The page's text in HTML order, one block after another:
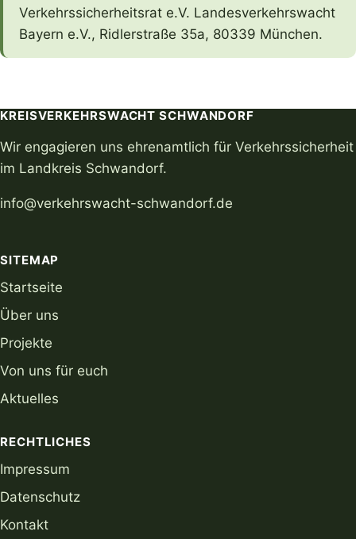
Verkehrssicherheitsrat e.V. Landesverkehrswacht
Bayern e.V., Ridlerstraße 35a, 80339 München.
KREISVERKEHRSWACHT SCHWANDORF
Wir engagieren uns ehrenamtlich für Verkehrssicherheit
im Landkreis Schwandorf.
info@verkehrswacht-schwandorf.de
SITEMAP
Startseite
Über uns
Projekte
Von uns für euch
Aktuelles
RECHTLICHES
Impressum
Datenschutz
Kontakt